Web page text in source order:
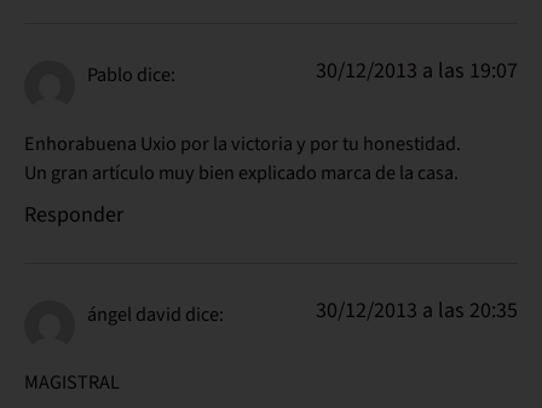
Pablo dice: 30/12/2013 a las 19:07
Enhorabuena Uxio por la victoria y por tu honestidad.
Un gran artículo muy bien explicado marca de la casa.
Responder
ángel david dice: 30/12/2013 a las 20:35
MAGISTRAL